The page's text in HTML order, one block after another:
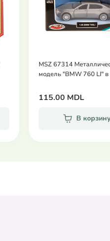
MSZ 67314
модель "BMW 760 LI" в
115.00 MDL
В корзину